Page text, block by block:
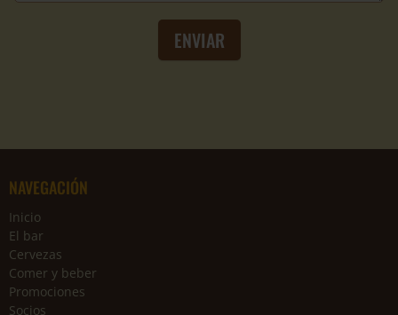
NAVEGACIÓN
Inicio
El bar
Cervezas
Comer y beber
Promociones
Socios